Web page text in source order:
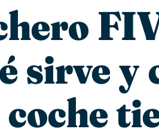
sirve y